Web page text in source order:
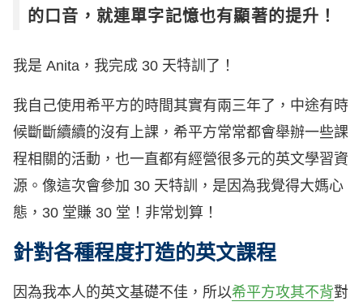
的口音，就連單字記憶也有顯著的提升！
我是 Anita，我完成 30 天特訓了！
我自己使用希平方的時間其實有兩三年了，中途有時
候斷斷續續的沒有上課，希平方常常都會舉辦一些課
程相關的活動，也一直都有經營很多元的英文學習資
源。像這次會參加 30 天特訓，是因為我覺得大媽心
態，30 堂賺 30 堂！非常划算！
針對各種程度打造的英文課程
因為我本人的英文基礎不佳，所以希平方攻其不背對